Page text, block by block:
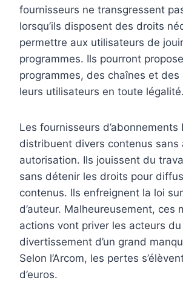
fournisseurs ne transgressent
lorsqu’ils disposent des droits
permettre aux utilisateurs de
programmes. Ils pourront
programmes, des chaînes et des
leurs utilisateurs en toute légalité.
Les fournisseurs d’abonnements
distribuent divers contenus sans
autorisation. Ils jouissent du
sans détenir les droits pour
contenus. Ils enfreignent la loi
d’auteur. Malheureusement, ces
actions vont priver les acteurs du
divertissement d’un grand
Selon l’Arcom, les pertes
d’euros.